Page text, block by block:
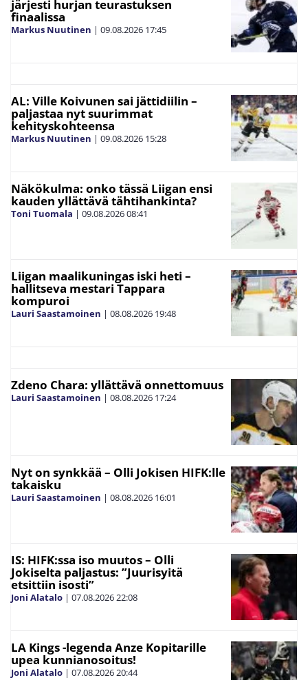
järjesti hurjan teurastuksen
finaalissa
Markus Nuutinen | 09.08.2026 17:45
AL: Ville Koivunen sai jättidiilin –
paljastaa nyt suurimmat
kehityskohteensa
Markus Nuutinen | 09.08.2026 15:28
Näkökulma: onko tässä Liigan ensi
kauden yllättävä tähtihankinta?
Toni Tuomala | 09.08.202608:41
Liigan maalikuningas iski heti –
hallitseva mestari Tappara
kompuroi
Lauri Saastamoinen | 08.08.2026 19:48
Zdeno Chara: yllättävä onnettomuus
Lauri Saastamoinen | 08.08.2026 17:24
Nyt on synkkää – Olli Jokisen HIFK:lle
takaisku
Lauri Saastamoinen | 08.08.2026 16:01
IS: HIFK:ssa iso muutos – Olli
Jokiselta paljastus: ”Juurisyitä
etsittiin isosti”
Joni Alatalo | 07.08.202622:08
LA Kings -legenda Anze Kopitarille
upea kunnianosoitus!
Joni Alatalo | 07.08.202620:44